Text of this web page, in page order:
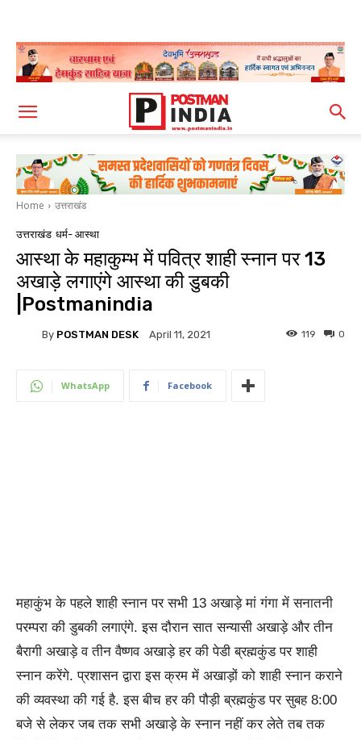
Home उत्तराखंड
उत्तराखंड धर्म- आस्था
आस्था के महाकुम्भ में पवित्र शाही स्नान पर 13
अखाड़े लगाएंगे आस्था की डुबकी
|Postmanindia
By POSTMAN DESK April 11, 2021 0
119
WhatsApp Facebook
महाकुंभ के पहले शाही स्नान पर सभी 13 अखाड़े मां गंगा में सनातनी
परम्परा की डुबकी लगाएंगे. इस दौरान सात सन्यासी अखाड़े और तीन
बैरागी अखाड़े व तीन वैष्णव अखाड़े हर की पेडी ब्रह्मकुंड पर शाही
स्नान करेंगे. प्रशासन द्वारा इस क्रम में अखाड़ों को शाही स्नान कराने
की व्यवस्था की गई है. इस बीच हर की पौड़ी ब्रह्मकुंड पर सुबह 8:00
बजे से लेकर जब तक सभी अखाड़े के स्नान नहीं कर लेते तब तक